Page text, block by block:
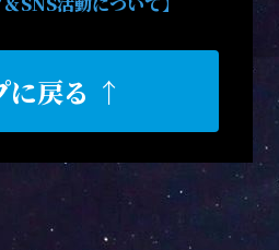
に戻る ↑